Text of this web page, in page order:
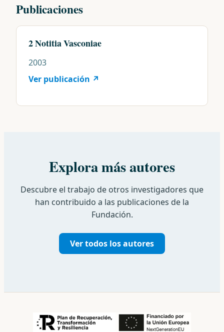
Publicaciones
2 Notitia Vasconiae
2003
Ver publicación ↗
Explora más autores
Descubre el trabajo de otros investigadores que
han contribuido a las publicaciones de la
Fundación.
Ver todos los autores